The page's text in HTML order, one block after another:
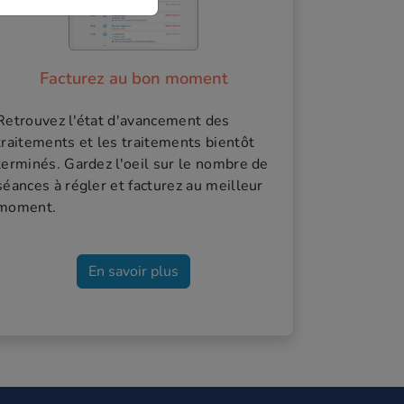
Facturez au bon moment
l'état d'avancement des
et les traitements bientôt
Gardez l'oeil sur le nombre de
à régler et facturez au meilleur
En savoir plus